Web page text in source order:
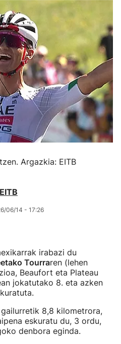
Argazkia: EITB
06/14 - 17:26
irabazi du
Tourraren (lehen
Beaufort eta Plateau
jokatutako 8. eta azken
8,8 kilometrora,
eskuratu du, 3 ordu,
denbora eginda.